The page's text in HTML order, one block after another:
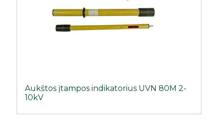
Aukštos įtampos indikatorius UVN 80M 2-
10kV